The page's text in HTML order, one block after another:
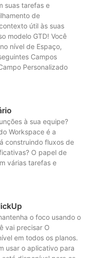
suas tarefas e
de
útil às suas
modelo GTD! Você
nível de Espaço,
Campos
Personalizado
à sua equipe?
Workspace é a
construindo fluxos de
O papel de
várias tarefas e
o foco usando o
vai precisar O
em todos os planos.
usar o aplicativo para